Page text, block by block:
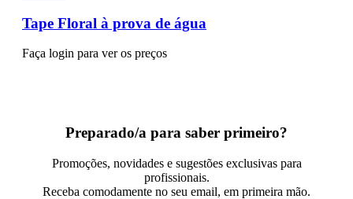
Tape Floral à prova de água
Faça login para ver os preços
Preparado/a para saber primeiro?
Promoções, novidades e sugestões exclusivas para
profissionais.
Receba comodamente no seu email, em primeira mão.